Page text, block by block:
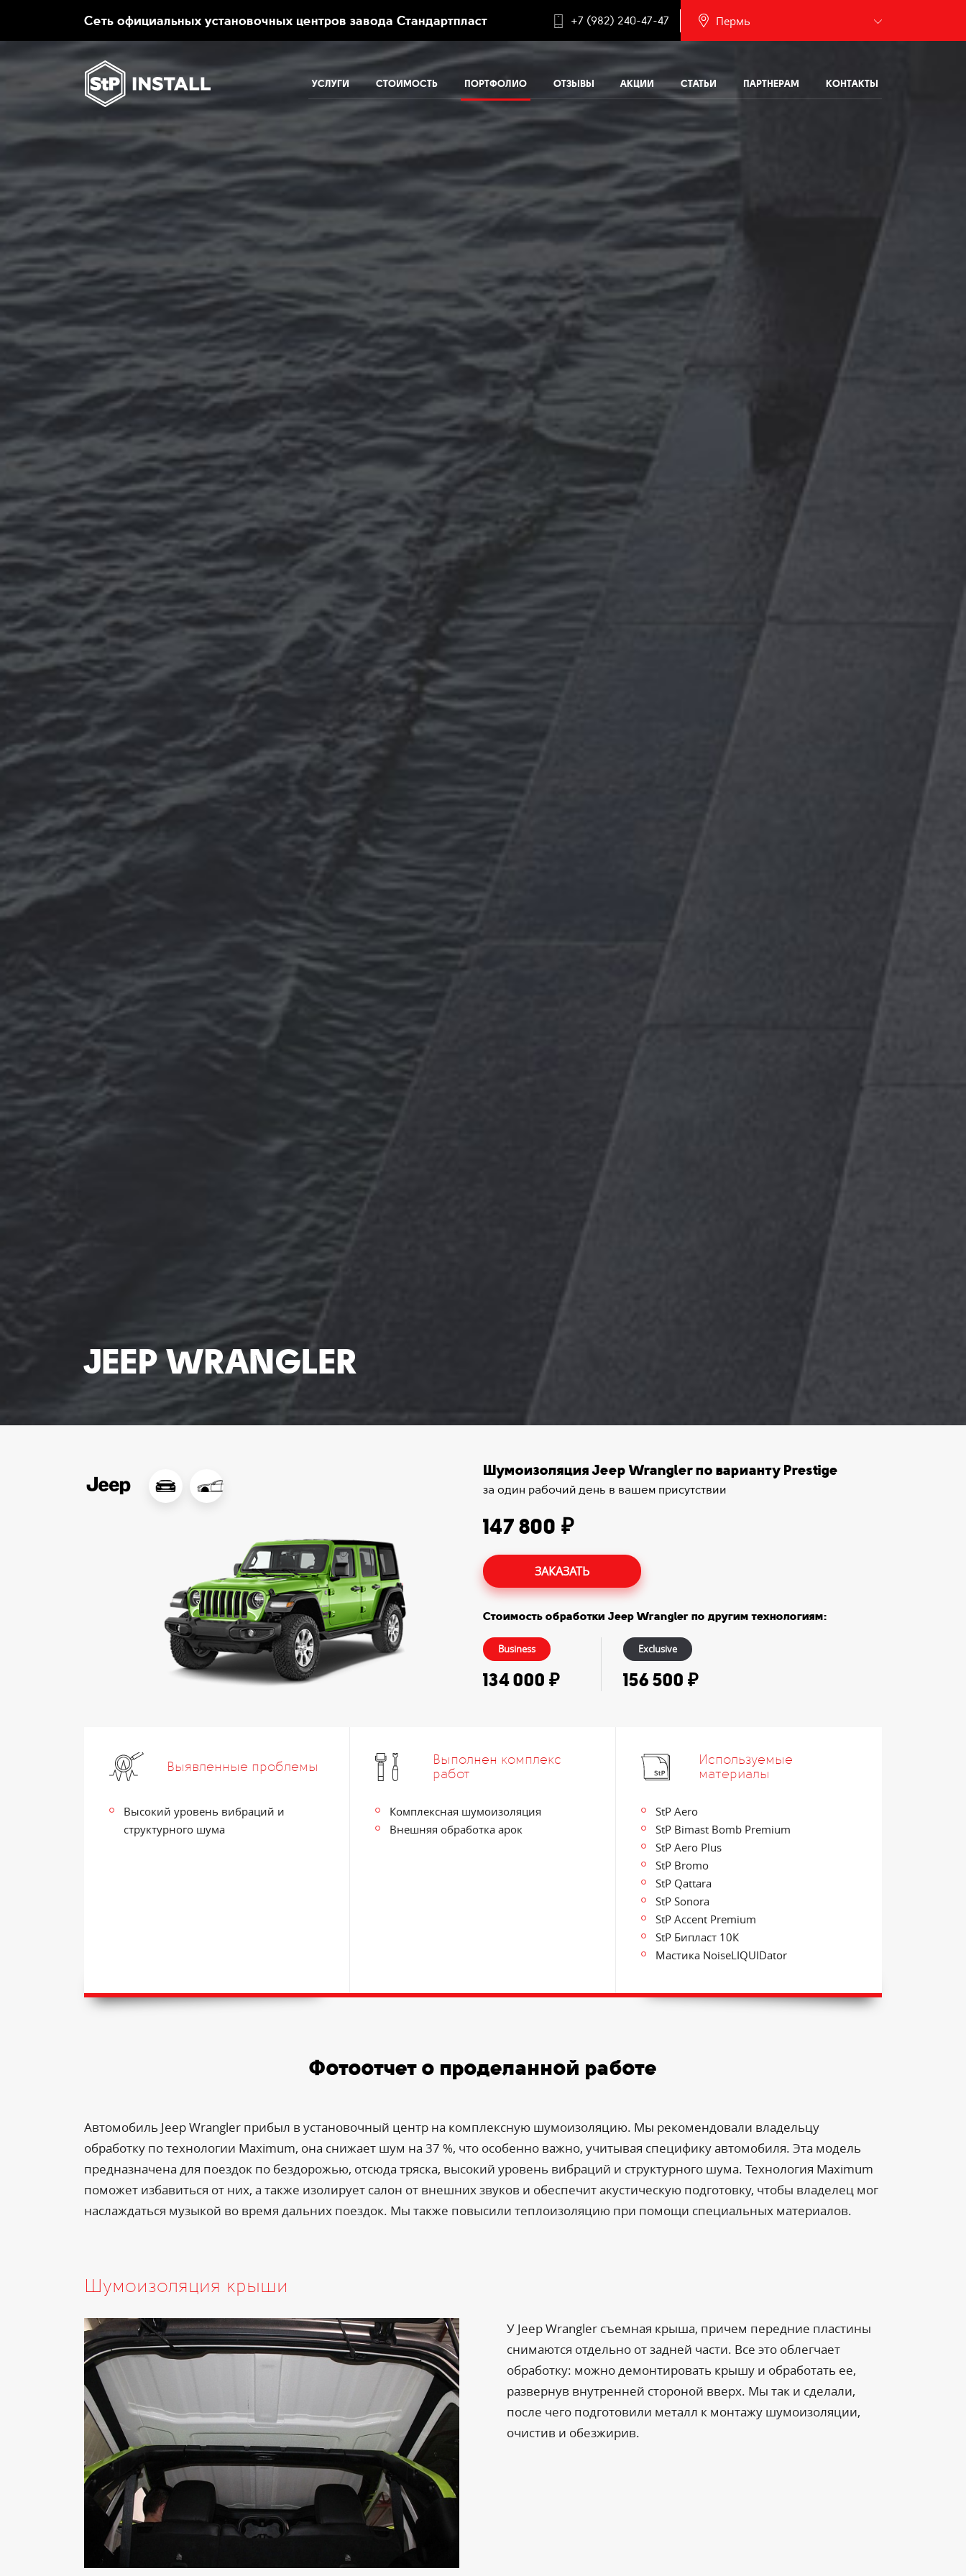
Сеть официальных установочных центров завода Стандартпласт +7 (982) 240-47-47 Пермь
Белгород
Брянск
Иваново
Калининград
Москва
УСЛУГИ СТОИМОСТЬ ПОРТФОЛИО ОТЗЫВЫ АКЦИИ СТАТЬИ ПАРТНЕРАМ КОНТАКТЫ
JEEP WRANGLER
Шумоизоляция Jeep Wrangler по варианту Prestige
за один рабочий день в вашем присутствии
147 800 ₽
ЗАКАЗАТЬ
Стоимость обработки Jeep Wrangler по другим технологиям:
Business
134 000 ₽
Exclusive
156 500 ₽
Выявленные проблемы
Высокий уровень вибраций и
структурного шума
Выполнен комплекс
работ
Комплексная шумоизоляция
Внешняя обработка арок
Используемые
материалы
StP Aero
StP Bimast Bomb Premium
StP Aero Plus
StP Bromo
StP Qattara
StP Sonora
StP Accent Premium
StP Бипласт 10К
Мастика NoiseLIQUIDator
Фотоотчет о проделанной работе
Автомобиль Jeep Wrangler прибыл в установочный центр на комплексную шумоизоляцию. Мы рекомендовали владельцу
обработку по технологии Maximum, она снижает шум на 37 %, что особенно важно, учитывая специфику автомобиля. Эта модель
предназначена для поездок по бездорожью, отсюда тряска, высокий уровень вибраций и структурного шума. Технология Maximum
поможет избавиться от них, а также изолирует салон от внешних звуков и обеспечит акустическую подготовку, чтобы владелец мог
наслаждаться музыкой во время дальних поездок. Мы также повысили теплоизоляцию при помощи специальных материалов.
Шумоизоляция крыши
У Jeep Wrangler съемная крыша, причем передние пластины
снимаются отдельно от задней части. Все это облегчает
обработку: можно демонтировать крышу и обработать ее,
развернув внутренней стороной вверх. Мы так и сделали,
после чего подготовили металл к монтажу шумоизоляции,
очистив и обезжирив.